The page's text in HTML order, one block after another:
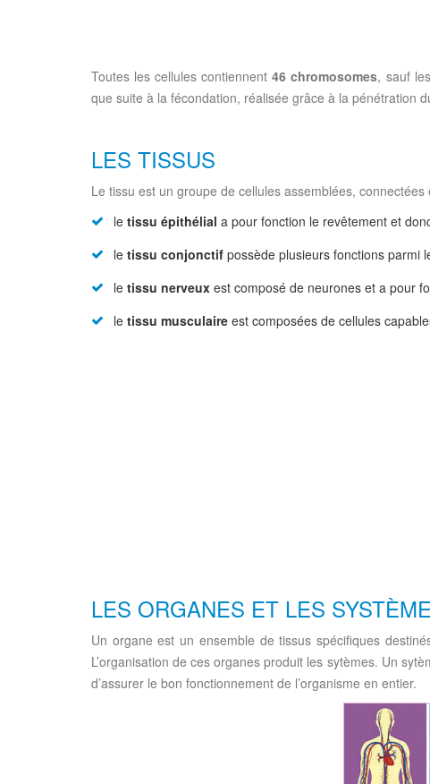
Toutes les cellules contiennent46 chromosomes, sauf
que suite à la fécondation, réalisée grâce à la pénétration
LES TISSUS
Le tissu est un groupe de cellules assemblées,
le tissu épithélial a pour fonction le revêtement et
le tissu conjonctif possède plusieurs fonctions parmi
le tissu nerveux est composé de neurones et a pour
le tissu musculaire est composées de cellules
LES ORGANES ET LES
Un organe est un ensemble de tissus spécifiques
L’organisation de ces organes produit les sytèmes. Un
d’assurer le bon fonctionnement de l’organisme en entier.